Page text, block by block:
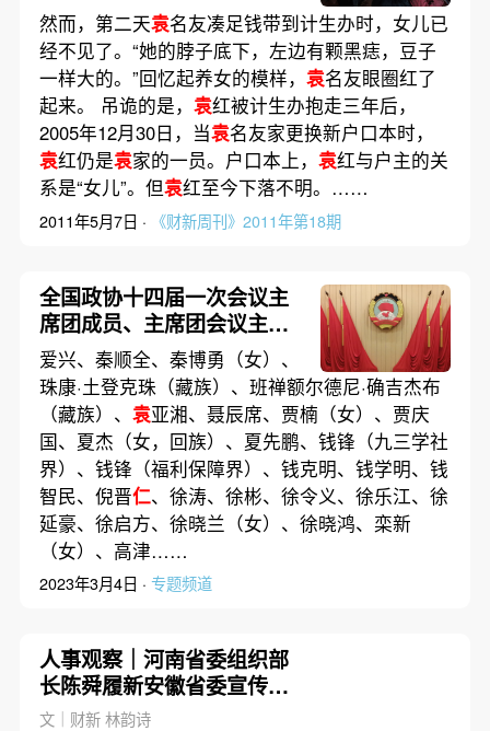
然而，第二天袁名友凑足钱带到计生办时，女儿已
经不见了。“她的脖子底下，左边有颗黑痣，豆子
一样大的。”回忆起养女的模样， 袁名友眼圈红了
起来。 吊诡的是， 袁红被计生办抱走三年后，
2005年12月30日，当袁名友家更换新户口本时，
袁红仍是袁家的一员。户口本上， 袁红与户主的关
系是“女儿”。但袁红至今下落不明。……
2011年5月7日 · 《财新周刊》2011年第18期
全国政协十四届一次会议主
席团成员、主席团会议主持
人和秘书长名单
爱兴、秦顺全、秦博勇（女）、
珠康·土登克珠（藏族）、班禅额尔德尼·确吉杰布
（藏族）、 袁亚湘、聂辰席、贾楠（女）、贾庆
国、夏杰（女，回族）、夏先鹏、钱锋（九三学社
界）、钱锋（福利保障界）、钱克明、钱学明、钱
智民、倪晋仁、徐涛、徐彬、徐令义、徐乐江、徐
延豪、徐启方、徐晓兰（女）、徐晓鸿、栾新
（女）、高津……
2023年3月4日 · 专题频道
人事观察｜河南省委组织部
长陈舜履新安徽省委宣传部
长
文｜财新 林韵诗